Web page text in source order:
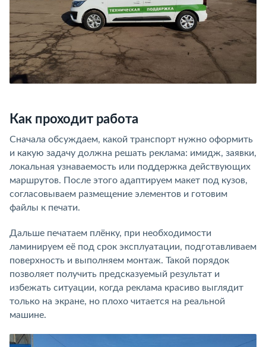
Как проходит работа
Сначала обсуждаем, какой транспорт нужно оформить
и какую задачу должна решать реклама: имидж, заявки,
локальная узнаваемость или поддержка действующих
маршрутов. После этого адаптируем макет под кузов,
согласовываем размещение элементов и готовим
файлы к печати.
Дальше печатаем плёнку, при необходимости
ламинируем её под срок эксплуатации, подготавливаем
поверхность и выполняем монтаж. Такой порядок
позволяет получить предсказуемый результат и
избежать ситуации, когда реклама красиво выглядит
только на экране, но плохо читается на реальной
машине.